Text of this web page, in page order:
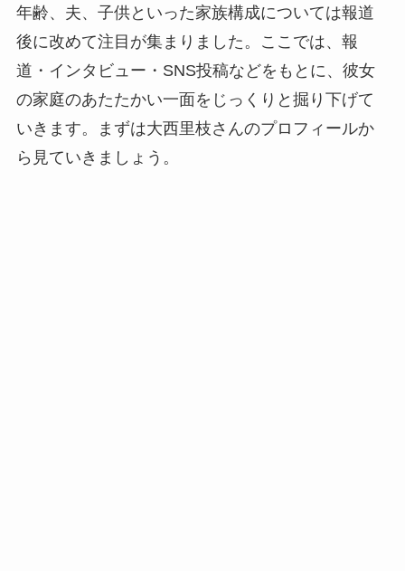
年齢、夫、子供といった家族構成については報道
後に改めて注目が集まりました。ここでは、報
道・インタビュー・SNS投稿などをもとに、彼女
の家庭のあたたかい一面をじっくりと掘り下げて
いきます。まずは大西里枝さんのプロフィールか
ら見ていきましょう。